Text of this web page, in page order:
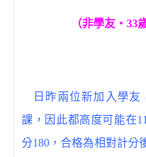
（非學友‧33
日昨兩位新加入學友
課，因此都高度可能在
分180，合格為相對計分